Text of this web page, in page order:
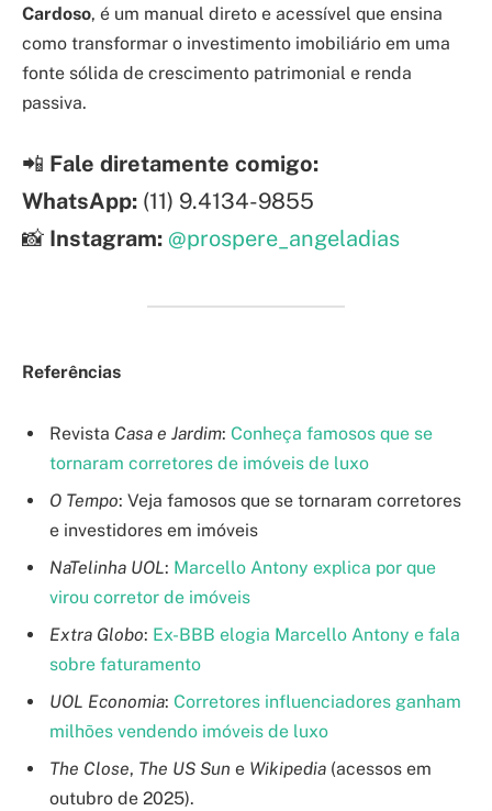
Cardoso, é um manual direto e acessível que ensina
como transformar o investimento imobiliário em uma
fonte sólida de crescimento patrimonial e renda
passiva.
📲 Fale diretamente comigo:
WhatsApp: (11) 9.4134-9855
📸 Instagram: @prospere_angeladias
Referências
Revista Casa e Jardim: Conheça famosos que se
tornaram corretores de imóveis de luxo
O Tempo: Veja famosos que se tornaram corretores
e investidores em imóveis
NaTelinha UOL: Marcello Antony explica por que
virou corretor de imóveis
Extra Globo: Ex-BBB elogia Marcello Antony e fala
sobre faturamento
UOL Economia: Corretores influenciadores ganham
milhões vendendo imóveis de luxo
The Close, The US Sun e Wikipedia (acessos em
outubro de 2025).